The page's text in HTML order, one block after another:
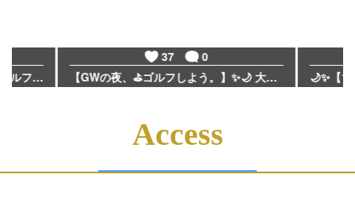
【GWの夜、⛳ゴルフしよう。】✨🌙 大阪パブリックゴルフ場 ⛳18ホール完全ナイトゴルフ、予約受付中！ ⛳ゴールデンウィーク⛳は、 昼の渋滞・混雑を避けて、夜のコースへ。 涼しい。 気持ちいい。 そして、楽しい✨✨！ 練習場へ行く感覚で、 実際のコースでナイトハーフという選択も 「打ちっぱなしに行くなら…」 👉 大パブでナイトハーフ！ GWの予定がまだ決まっていない方も、 ちょっと特別な夜を過ごしたい方も、 ぜひ大阪パブリックのナイトゴルフへ⛳✨ 📢 GW予約受付スタート！ 以下予約サイトです⛳ https://webpack2.jp/reserve/calendar/visitor/630502 or 大阪パブリックゴルフ場で⛳検索⛳ #大阪パブリックゴルフ場 #大パブ #ナイトゴルフ #ゴルフ #GW #ゴールデンウィーク #ハーフプレー #18ホール
Access